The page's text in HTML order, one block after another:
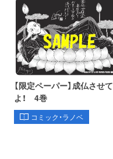
【限定ペーパー】成仏させて
よ！ 4巻
コミック・ラノベ